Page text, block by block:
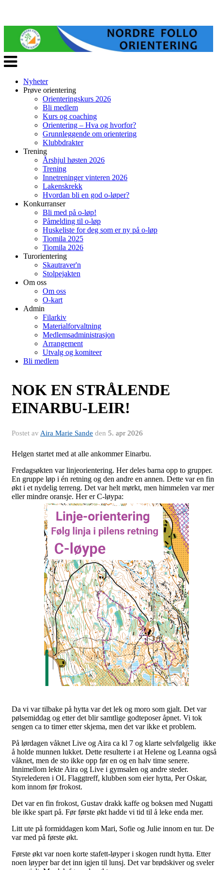
Veksle
navigasjon
Nyheter
Prøve orientering
Orienteringskurs 2026
Bli medlem
Kurs og coaching
Orientering – Hva og hvorfor?
Grunnleggende om orientering
Klubbdrakter
Trening
Årshjul høsten 2026
Trening
Innetreninger vinteren 2026
Lakenskrekk
Hvordan bli en god o-løper?
Konkurranser
Bli med på o-løp!
Påmelding til o-løp
Huskeliste for deg som er ny på o-løp
Tiomila 2025
Tiomila 2026
Turorientering
Skautraver'n
Stolpejakten
Om oss
Om oss
O-kart
Admin
Filarkiv
Materialforvaltning
Medlemsadministrasjon
Arrangement
Utvalg og komiteer
Bli medlem
NOK EN STRÅLENDE
EINARBU-LEIR!
Postet av Aira Marie Sande den 5. apr 2026
Helgen startet med at alle ankommer Einarbu.
Fredagsøkten var linjeorientering. Her deles barna opp to grupper.
En gruppe løp i én retning og den andre en annen. Dette var en fin
økt i et nydelig terreng. Det var helt mørkt, men himmelen var mer
eller mindre oransje. Her er C-løypa:
Da vi var tilbake på hytta var det lek og moro som gjalt. Det var
pølsemiddag og etter det blir samtlige godteposer åpnet. Vi tok
sengen ca to timer etter skjema, men det var ikke et problem.
På lørdagen våknet Live og Aira ca kl 7 og klarte selvfølgelig ikke
å holde munnen lukket. Dette resulterte i at Helene og Leanna også
våknet, men de sto ikke opp før en og en halv time senere.
Innimellom lekte Aira og Live i gymsalen og andre steder.
Styrelederen i OL Flaggtreff, klubben som eier hytta, Per Oskar,
kom innom før frokost.
Det var en fin frokost, Gustav drakk kaffe og boksen med Nugatti
ble ikke spart på. Før første økt hadde vi tid til å leke enda mer.
Litt ute på formiddagen kom Mari, Sofie og Julie innom en tur. De
var med på første økt.
Første økt var noen korte stafett-løyper i skogen rundt hytta. Etter
noen løyper bar det inn igjen til lunsj. Det var brødskiver og sveler